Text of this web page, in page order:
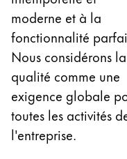
Cette région
Greece
Ελληνικά
Poland
polski
Romania
română
moderne et à la
fonctionnalité
Nous considérons la
qualité comme une
exigence globale
toutes les activités
l'entreprise.